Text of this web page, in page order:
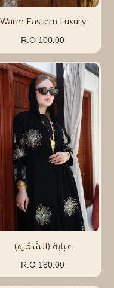
Warm Eastern Luxury
100.00 R.O
عباية (السَّمُرة)
180.00 R.O